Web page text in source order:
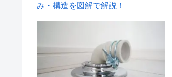
み・構造を図解で解説！